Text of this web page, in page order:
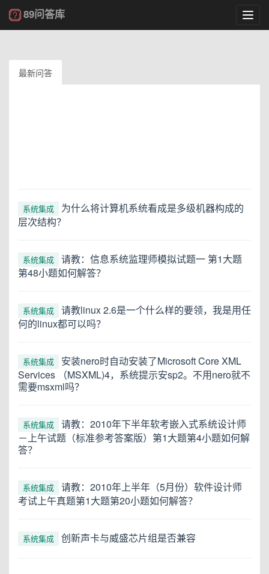
89问答库
最新问答
系统集成
为什么将计算机系统看成是多级机器构成的
层次结构？
系统集成
请教：信息系统监理师模拟试题一 第1大题
第48小题如何解答？
系统集成
请教linux 2.6是一个什么样的要领，我是用任
何的linux都可以吗？
系统集成
安装nero时自动安装了Microsoft Core XML
Services （MSXML)4，系统提示安sp2。不用nero就不
需要msxml吗？
系统集成
请教：2010年下半年软考嵌入式系统设计师
－上午试题（标准参考答案版）第1大题第4小题如何解
答？
系统集成
请教：2010年上半年（5月份）软件设计师
考试上午真题第1大题第20小题如何解答？
系统集成 创新声卡与威盛芯片组是否兼容